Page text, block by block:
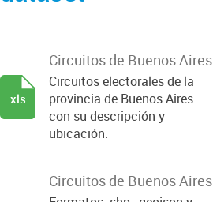
Circuitos de Buenos Aires
Circuitos electorales de la
provincia de Buenos Aires
con su descripción y
ubicación.
xls
Circuitos de Buenos Aires